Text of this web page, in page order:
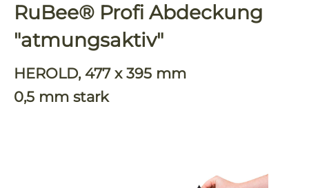
RuBee® Profi Abdeckung
"atmungsaktiv"
HEROLD, 477 x 395 mm
0,5 mm stark